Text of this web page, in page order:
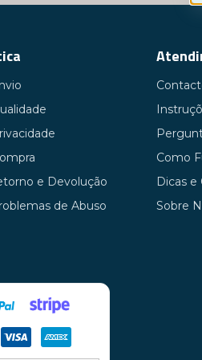
dos níveis de CRP pode
o seu teste de CRP hoje
sempre
e Devolução
de Abuso
Como
Dicas e
Sobre